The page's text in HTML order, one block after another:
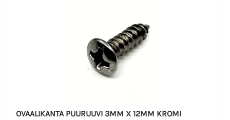
OVAALIKANTA PUURUUVI 3MM X 12MM KROMI